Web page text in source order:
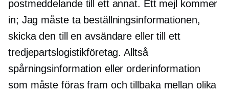
postmeddelande till ett annat. Ett mejl kommer
in; Jag måste ta beställningsinformationen,
skicka den till en avsändare eller till ett
tredjepartslogistikföretag. Alltså
spårningsinformation eller orderinformation
som måste föras fram och tillbaka mellan olika